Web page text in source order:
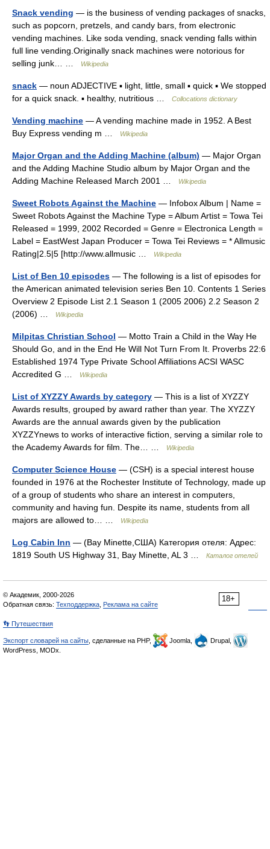
Snack vending — is the business of vending packages of snacks,
such as popcorn, pretzels, and candy bars, from electronic
vending machines. Like soda vending, snack vending falls within
full line vending.Originally snack machines were notorious for
selling junk… …
Wikipedia
snack — noun ADJECTIVE ▪ light, little, small ▪ quick ▪ We stopped
for a quick snack. ▪ healthy, nutritious …
Collocations dictionary
Vending machine — A vending machine made in 1952. A Best
Buy Express vending m …
Wikipedia
Major Organ and the Adding Machine (album) — Major Organ
and the Adding Machine Studio album by Major Organ and the
Adding Machine Released March 2001 …
Wikipedia
Sweet Robots Against the Machine — Infobox Album | Name =
Sweet Robots Against the Machine Type = Album Artist = Towa Tei
Released = 1999, 2002 Recorded = Genre = Electronica Length =
Label = EastWest Japan Producer = Towa Tei Reviews = * Allmusic
Rating|2.5|5 [http://www.allmusic …
Wikipedia
List of Ben 10 episodes — The following is a list of episodes for
the American animated television series Ben 10. Contents 1 Series
Overview 2 Episode List 2.1 Season 1 (2005 2006) 2.2 Season 2
(2006) …
Wikipedia
Milpitas Christian School — Motto Train a Child in the Way He
Should Go, and in the End He Will Not Turn From It. Proverbs 22:6
Established 1974 Type Private School Affiliations ACSI WASC
Accredited G …
Wikipedia
List of XYZZY Awards by category — This is a list of XYZZY
Awards results, grouped by award rather than year. The XYZZY
Awards are the annual awards given by the publication
XYZZYnews to works of interactive fiction, serving a similar role to
the Academy Awards for film. The… …
Wikipedia
Computer Science House — (CSH) is a special interest house
founded in 1976 at the Rochester Institute of Technology, made up
of a group of students who share an interest in computers,
community and having fun. Despite its name, students from all
majors are allowed to… …
Wikipedia
Log Cabin Inn — (Bay Minette,США) Категория отеля: Адрес:
1819 South US Highway 31, Bay Minette, AL 3 …
Каталог отелей
18+
© Академик, 2000-2026
Обратная связь: Техподдержка Реклама на сайте
👣 Путешествия
Экспорт словарей на сайты , сделанные на PHP, Joomla,
Drupal,
WordPress, MODx.